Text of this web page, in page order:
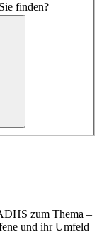
finden?
zum Thema –
und ihr Umfeld